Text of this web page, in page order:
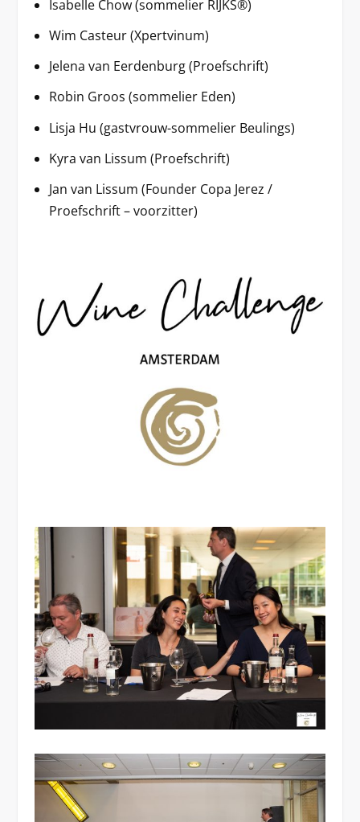
Isabelle Chow (sommelier RIJKS®)
Wim Casteur (Xpertvinum)
Jelena van Eerdenburg (Proefschrift)
Robin Groos (sommelier Eden)
Lisja Hu (gastvrouw-sommelier Beulings)
Kyra van Lissum (Proefschrift)
Jan van Lissum (Founder Copa Jerez /
Proefschrift – voorzitter)